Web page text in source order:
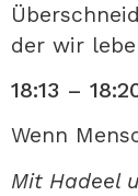
der wir
18:13 –
Wenn
Mit Hadeel